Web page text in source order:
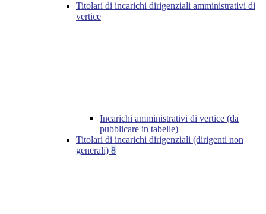
Titolari di incarichi dirigenziali amministrativi di
vertice
Incarichi amministrativi di vertice (da
pubblicare in tabelle)
Titolari di incarichi dirigenziali (dirigenti non
generali) 8